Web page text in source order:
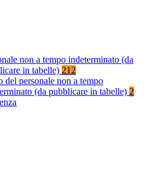
non a tempo indeterminato (da
in tabelle) 212
del personale non a tempo
(da pubblicare in tabelle) 2